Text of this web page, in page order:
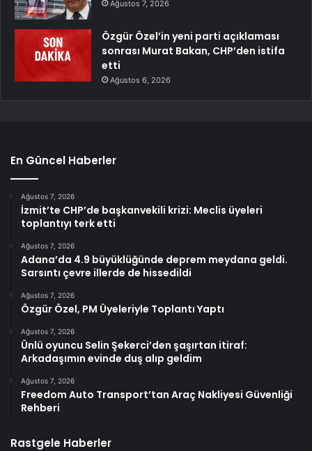
Ağustos 7, 2026
Özgür Özel’in yeni parti açıklaması
sonrası Murat Bakan, CHP’den istifa
etti
Ağustos 6, 2026
En Güncel Haberler
Ağustos 7, 2026
İzmit’te CHP’de başkanvekili krizi: Meclis üyeleri
toplantıyı terk etti
Ağustos 7, 2026
Adana’da 4.9 büyüklüğünde deprem meydana geldi.
Sarsıntı çevre illerde de hissedildi
Ağustos 7, 2026
Özgür Özel, PM Üyeleriyle Toplantı Yaptı
Ağustos 7, 2026
Ünlü oyuncu Selin Şekerci’den şaşırtan itiraf:
Arkadaşımın evinde duş alıp geldim
Ağustos 7, 2026
Freedom Auto Transport’tan Araç Nakliyesi Güvenliği
Rehberi
Rastgele Haberler